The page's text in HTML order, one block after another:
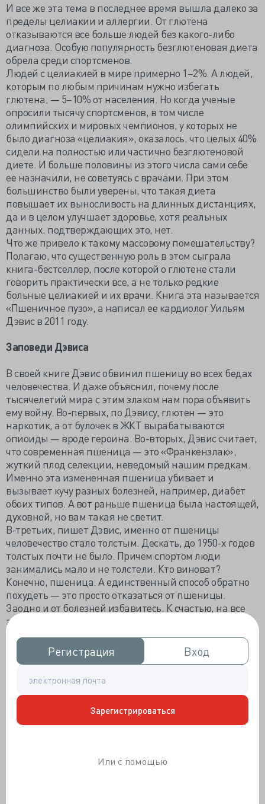
Регистрация
Регистрация Вход
Вход
Зарегистрироваться
Или с помощью
И все же эта тема в последнее время вышла далеко за
пределы целиакии и аллергии. От глютена
отказываются все больше людей без какого-либо
диагноза. Особую популярность безглютеновая диета
обрела среди спортсменов.
Людей с целиакией в мире примерно 1–2%. А людей,
которым по любым причинам нужно избегать
глютена, — 5–10% от населения. Но когда ученые
опросили тысячу спортсменов, в том числе
олимпийских и мировых чемпионов, у которых не
было диагноза «целиакия», оказалось, что целых 40%
сидели на полностью или частично безглютеновой
диете. И больше половины из этого числа сами себе
ее назначили, не советуясь с врачами. При этом
большинство были уверены, что такая диета
повышает их выносливость на длинных дистанциях,
да и в целом улучшает здоровье, хотя реальных
данных, подтверждающих это, нет.
Что же привело к такому массовому помешательству?
Полагаю, что существенную роль в этом сыграла
книга-бестселлер, после которой о глютене стали
говорить практически все, а не только редкие
больные целиакией и их врачи. Книга эта называется
«Пшеничное пузо», а написал ее кардиолог Уильям
Дэвис в 2011 году.
Заповеди Дэвиса
В своей книге Дэвис обвинил пшеницу во всех бедах
человечества. И даже объяснил, почему после
тысячелетий мира с этим злаком нам пора объявить
ему войну. Во-первых, по Дэвису, глютен — это
наркотик, а от булочек в ЖКТ вырабатываются
опиоиды — вроде героина. Во-вторых, Дэвис считает,
что современная пшеница — это «Франкензлак»,
жуткий плод селекции, неведомый нашим предкам.
Именно эта измененная пшеница убивает и
вызывает кучу разных болезней, например, диабет
обоих типов. А вот раньше пшеница была настоящей,
духовной, но вам такая не светит.
В-третьих, пишет Дэвис, именно от пшеницы
человечество стало толстым. Дескать, до 1950-х годов
толстых почти не было. Причем спортом люди
занимались мало и не толстели. Кто виноват?
Конечно, пшеница. А единственный способ обратно
похудеть — это просто отказаться от пшеницы.
Заодно и от болезней избавитесь. К счастью, на все
эти претензии есть убедительные возражения.
«Глютен — наркотик»
распадается на пептиды, и некоторые из них
напоминают собственные опиоиды организма,
эндорфины. Если что, эндорфины и правда
действуют на те же опиоидные рецепторы, что и